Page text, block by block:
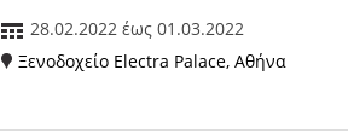
28.02.2022 έως 01.03.2022
Ξενοδοχείο Electra Palace, Αθήνα